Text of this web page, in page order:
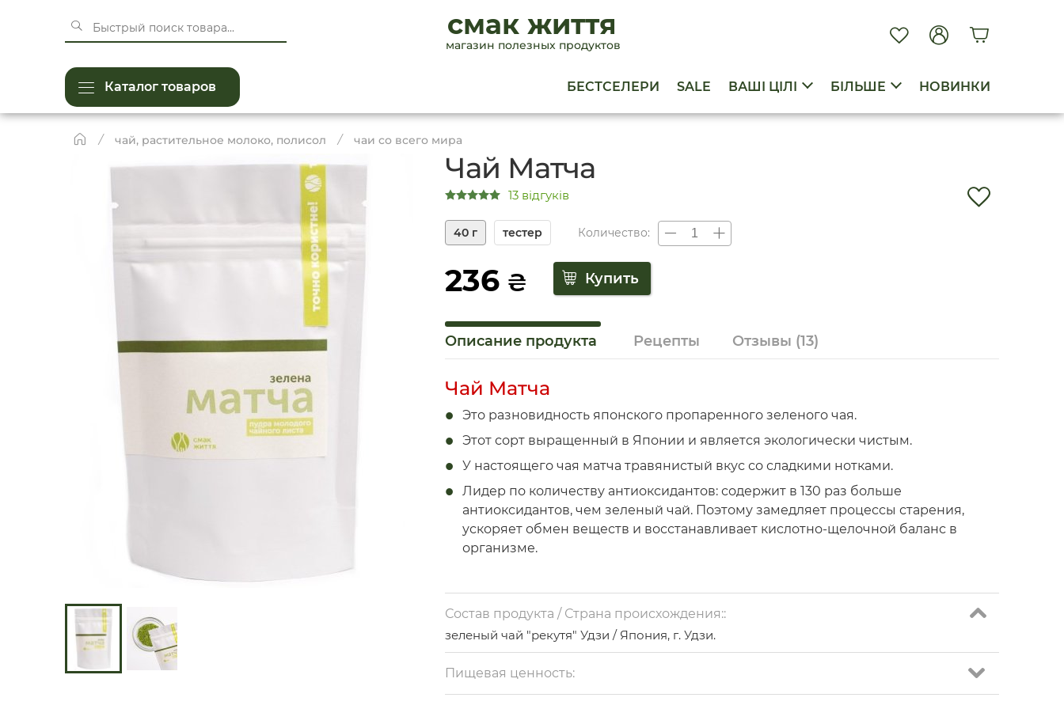
смак життя
магазин полезных продуктов
Каталог товаров БЕСТСЕЛЕРИ SALE ВАШІ ЦІЛІ БІЛЬШЕ НОВИНКИ
чай, растительное молоко, полисол чаи со всего мира
Чай Матча
13 відгуків
40 г тестер Количество:
236 ₴
Описание продукта Рецепты Отзывы (13)
Чай Матча
Это разновидность японского пропаренного зеленого чая.
Этот сорт выращенный в Японии и является экологически чистым.
У настоящего чая матча травянистый вкус со сладкими нотками.
Лидер по количеству антиоксидантов: содержит в 130 раз больше
антиоксидантов, чем зеленый чай. Поэтому замедляет процессы старения,
ускоряет обмен веществ и восстанавливает кислотно-щелочной баланс в
организме.
сосудистую систему и снижают уровень сахара в крови.
По содержанию кофеина матча и кофе идентичны. Но матча содержит еще и L-
тианин, который мягко тонизирует и не возбуждает нервную систему. Вместе
эти вещества повышают уровень гормонов счастья — серотонина и дофамина.
Что делать?
Состав продукта / Страна происхождения::
зеленый чай "рекутя" Удзи / Япония, г. Удзи.
Пищевая ценность:
на 100 г: белки - 1 г, жиры - 1 г, углеводы - 13 г. Калорийность - 60 ккал.